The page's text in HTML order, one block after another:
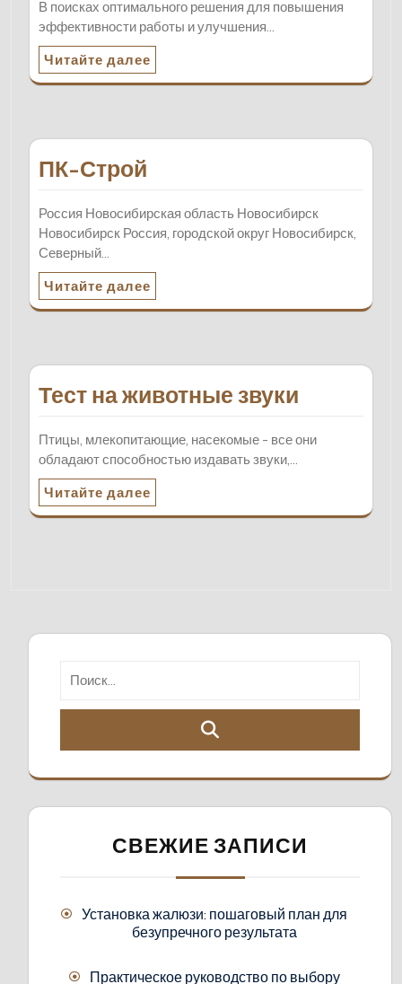
В поисках оптимального решения для повышения
эффективности работы и улучшения…
Читайте далее
ПК-Строй
Россия Новосибирская область Новосибирск
Новосибирск Россия, городской округ Новосибирск,
Северный…
Читайте далее
Тест на животные звуки
Птицы, млекопитающие, насекомые - все они
обладают способностью издавать звуки,…
Читайте далее
СВЕЖИЕ ЗАПИСИ
Установка жалюзи: пошаговый план для
безупречного результата
Практическое руководство по выбору